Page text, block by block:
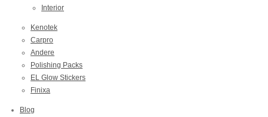
Interior
Kenotek
Carpro
Andere
Polishing Packs
EL Glow Stickers
Finixa
Blog